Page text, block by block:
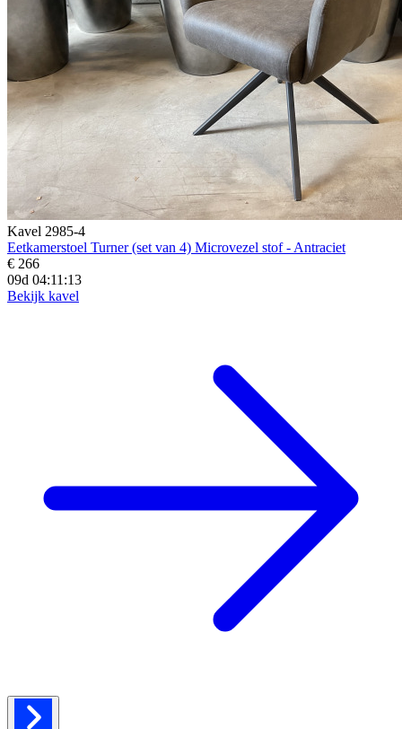
Kavel 2985-4
Eetkamerstoel Turner (set van 4) Microvezel stof - Antraciet
€ 266
09d 04:11:11
Bekijk kavel